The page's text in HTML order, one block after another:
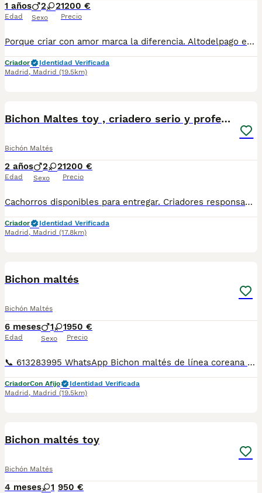
1 años
Edad
2 2
Sexo
1200 €
Precio
Porque criar con amor marca la diferencia. Altodelpago es un criadero familiar donde cada perro recibe atención individual, socialización desde pequeño y el mejor entorno para desarrollarse. altodelpago.es · tlf 679 67 30 10
Criador
Identidad Verificada
Madrid , Madrid (19.5km)
Bichon Maltes toy , criadero serio y profesional
Bichón Maltés
2 años
Edad
2 2
Sexo
1200 €
Precio
Cachorros disponibles para entregar. Criadores responsables y profesionales. Desconfía de precios económicos , compraventas y demás . En nuestro criadero puedes ver a los ejemplares con sus padres y conocer dónde y cómo los criamos. Es muy importante . WEB altodelpago.es Tlf 679 67 30 10
Criador
Identidad Verificada
Madrid , Madrid (17.8km)
Bichon maltés
Bichón Maltés
6 meses
Edad
1 1
Sexo
950 €
Precio
📞 613283995 WhatsApp Bichon maltés de línea coreana de los mas pequeñines un verdadero capricho . Entregamos nuestros pequeños cachorritos con todas las garantías y cuidados necesarios , disponemos de núcleo zoológico para crianza y venta de nuestros cachorros . ✅Desparasitaciones y vacunas correspondientes a su edad . ✅Cartilla de vacunación . ✅Revisiones veterinarias . ✅Garantías víricas de 15 días . ✅Garantías genéticas de un año . Seriedad , confianza y bienestar animal son nuestra prioridad . También ofrecemos transporte propio para nuestros pequeños cachorros a toda la península , el pago lo podéis hacer contra reembolso . (con coste adicional) . Mandamos a toda España . Disponemos de varias razas Si no esta la raza que queréis llámanos , intentaremos encontrártela , trabajamos con los mejores criadores de España .
CriadorCon Afijo
Identidad Verificada
Madrid , Madrid (19.5km)
Bichon maltés toy
Bichón Maltés
4 meses 1 950 €